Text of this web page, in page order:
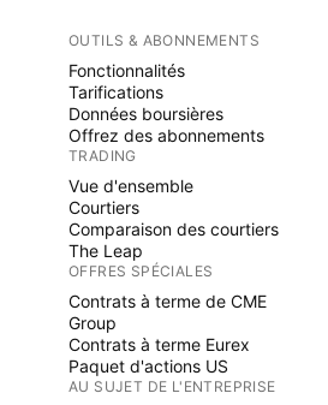
OUTILS & ABONNEMENTS
Fonctionnalités
Tarifications
Données boursières
Offrez des abonnements
TRADING
Vue d'ensemble
Courtiers
Comparaison des courtiers
The Leap
OFFRES SPÉCIALES
Contrats à terme de CME
Group
Contrats à terme Eurex
Paquet d'actions US
AU SUJET DE L'ENTREPRISE